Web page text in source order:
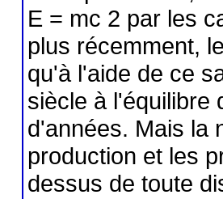
E = mc 2 par les
plus récemment,
qu'à l'aide de ce
siècle à l'équilibre
d'années. Mais la
production et les
dessus de toute